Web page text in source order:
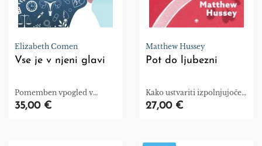
Elizabeth Comen
Vse je v njeni glavi
Pomemben vpogled v
zgodovino medicine
35,00 €
Matthew Hussey
Pot do ljubezni
Kako ustvariti izpolnjujoče
odnose – s sabo in drugimi.
27,00 €